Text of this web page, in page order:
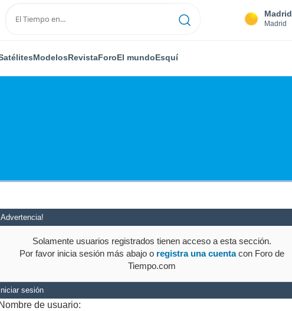
Madrid
Madrid
ModelosRevistaForoEl mundoEsquí
Solamente usuarios registrados tienen acceso a esta sección.
Por favor inicia sesión más abajo o registra una cuentacon Foro de
Tiempo.com
Iniciar sesión
Nombre de usuario: